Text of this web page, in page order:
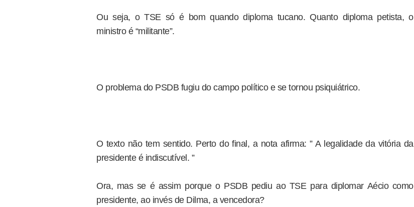
Ou seja, o TSE só é bom quando diploma tucano. Quanto diploma petista, o
ministro é “militante”.
O problema do PSDB fugiu do campo político e se tornou psiquiátrico.
O texto não tem sentido. Perto do final, a nota afirma: ” A legalidade da vitória da
presidente é indiscutível. ”
Ora, mas se é assim porque o PSDB pediu ao TSE para diplomar Aécio como
presidente, ao invés de Dilma, a vencedora?